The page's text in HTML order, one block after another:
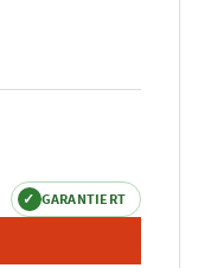
✓ GARANTIERT